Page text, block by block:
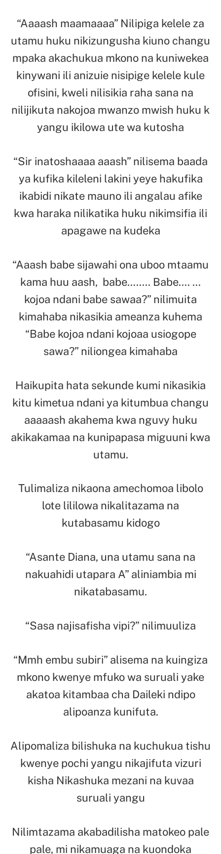
“Aaaash maamaaaa” Nilipiga kelele za
utamu huku nikizungusha kiuno changu
mpaka akachukua mkono na kuniwekea
kinywani ili anizuie nisipige kelele kule
ofisini, kweli nilisikia raha sana na
nilijikuta nakojoa mwanzo mwish huku k
yangu ikilowa ute wa kutosha
“Sir inatoshaaaa aaash” nilisema baada
ya kufika kileleni lakini yeye hakufika
ikabidi nikate mauno ili angalau afike
kwa haraka nilikatika huku nikimsifia ili
apagawe na kudeka
“Aaash babe sijawahi ona uboo mtaamu
kama huu aash, babe…….. Babe…. …
kojoa ndani babe sawaa?” nilimuita
kimahaba nikasikia ameanza kuhema
“Babe kojoa ndani kojoaa usiogope
sawa?” niliongea kimahaba
Haikupita hata sekunde kumi nikasikia
kitu kimetua ndani ya kitumbua changu
aaaaash akahema kwa nguvy huku
akikakamaa na kunipapasa miguuni kwa
utamu.
Tulimaliza nikaona amechomoa libolo
lote lililowa nikalitazama na
kutabasamu kidogo
“Asante Diana, una utamu sana na
nakuahidi utapara A” aliniambia mi
nikatabasamu.
“Sasa najisafisha vipi?” nilimuuliza
“Mmh embu subiri” alisema na kuingiza
mkono kwenye mfuko wa suruali yake
akatoa kitambaa cha Daileki ndipo
alipoanza kunifuta.
Alipomaliza bilishuka na kuchukua tishu
kwenye pochi yangu nikajifuta vizuri
kisha Nikashuka mezani na kuvaa
suruali yangu
Nilimtazama akabadilisha matokeo pale
pale, mi nikamuaga na kuondoka